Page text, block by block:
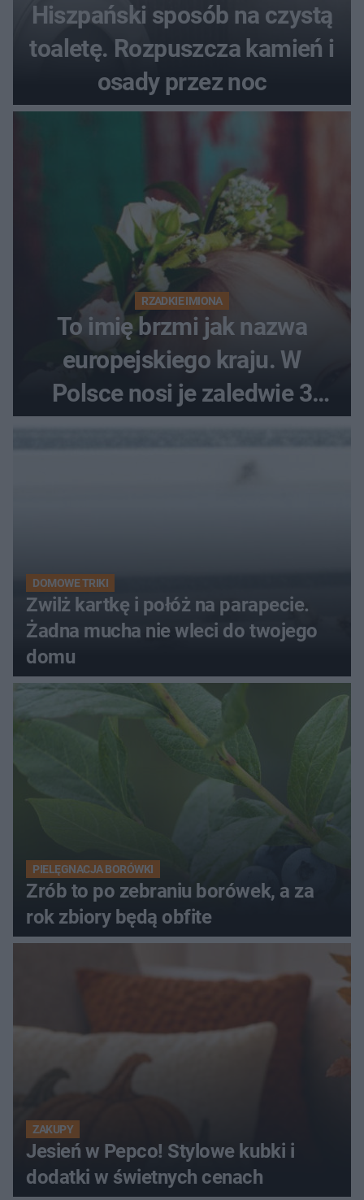
Hiszpański sposób na czystą
toaletę. Rozpuszcza kamień i
osady przez noc
RZADKIE IMIONA
To imię brzmi jak nazwa
europejskiego kraju. W
Polsce nosi je zaledwie 3
DOMOWE TRIKI
Zwilż kartkę i połóż na parapecie.
Żadna mucha nie wleci do twojego
domu
PIELĘGNACJA BORÓWKI
Zrób to po zebraniu borówek, a za
rok zbiory będą obfite
ZAKUPY
Jesień w Pepco! Stylowe kubki i
dodatki w świetnych cenach